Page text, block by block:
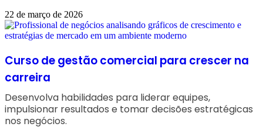
22 de março de 2026
Curso de gestão comercial para crescer na
carreira
Desenvolva habilidades para liderar equipes,
impulsionar resultados e tomar decisões estratégicas
nos negócios.